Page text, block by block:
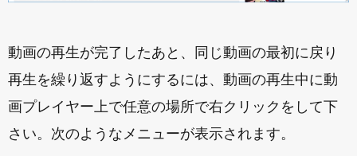
動画の再生が完了したあと、同じ動画の最初に戻り
再生を繰り返すようにするには、動画の再生中に動
画プレイヤー上で任意の場所で右クリックをして下
さい。次のようなメニューが表示されます。